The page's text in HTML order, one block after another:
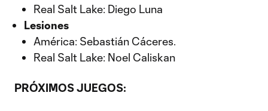
Real Salt Lake: Diego Luna
Lesiones
América: Sebastián Cáceres.
Real Salt Lake: Noel Caliskan
PRÓXIMOS JUEGOS: